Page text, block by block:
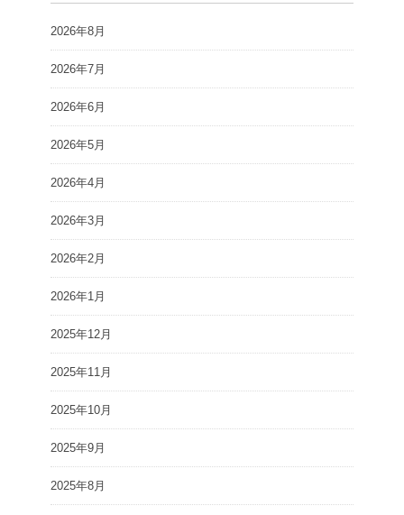
2026年8月
2026年7月
2026年6月
2026年5月
2026年4月
2026年3月
2026年2月
2026年1月
2025年12月
2025年11月
2025年10月
2025年9月
2025年8月